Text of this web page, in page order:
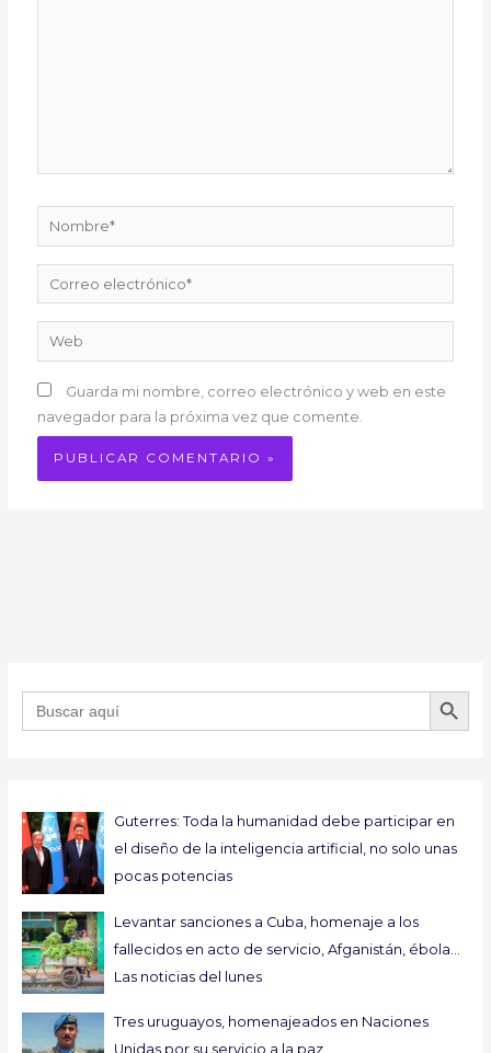
Nombre*
electrónico*
Web
Guarda mi nombre, correo electrónico y web en este
navegador para la próxima vez que comente.
Buscar: BOTÓN DE
Guterres: Toda la humanidad debe participar en
el diseño de la inteligencia artificial, no solo unas
pocas potencias
Levantar sanciones a Cuba, homenaje a los
fallecidos en acto de servicio, Afganistán, ébola…
Las noticias del lunes
Tres uruguayos, homenajeados en Naciones
Unidas por su servicio a la paz